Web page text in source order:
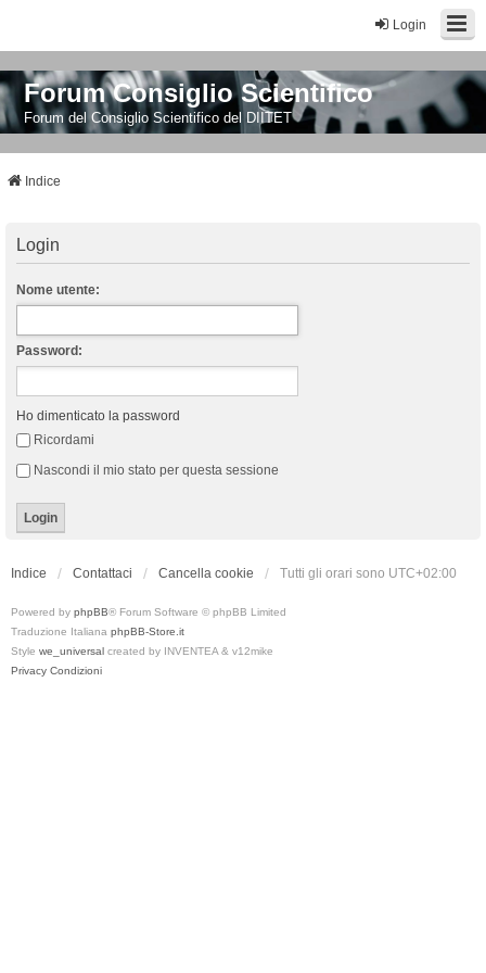
Login
Forum Consiglio Scientifico
Forum del Consiglio Scientifico del DIITET
Indice
Login
Nome utente:
Password:
Ho dimenticato la password
Ricordami
Nascondi il mio stato per questa sessione
Indice Contattaci Cancella cookie Tutti gli orari sono UTC+02:00
Powered by phpBB® Forum Software © phpBB Limited
Traduzione Italiana phpBB-Store.it
Style we_universal created by INVENTEA & v12mike
Privacy Condizioni